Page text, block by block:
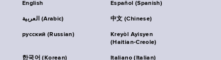
English Español (Spanish)
العربية (Arabic) 中文 (Chinese)
русский (Russian)
Kreyòl Ayisyen
(Haitian-Creole)
한국어 (Korean) Italiano (Italian)